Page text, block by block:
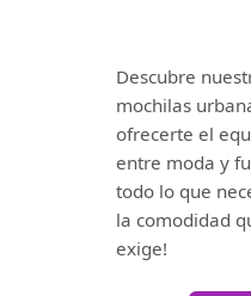
Descubre
mochilas
ofrecerte el
entre moda y
todo lo que
la comodidad
exige!